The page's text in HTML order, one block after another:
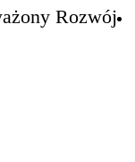
Rozwój